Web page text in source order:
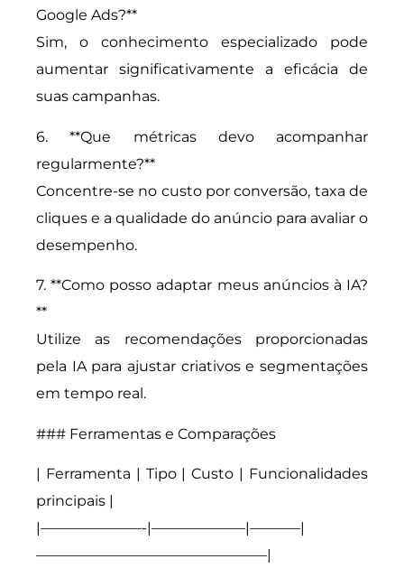
Google Ads?**
Sim, o conhecimento especializado pode
aumentar significativamente a eficácia de
suas campanhas.
6. **Que métricas devo acompanhar
regularmente?**
Concentre-se no custo por conversão, taxa de
cliques e a qualidade do anúncio para avaliar o
desempenho.
7. **Como posso adaptar meus anúncios à IA?
**
Utilize as recomendações proporcionadas
pela IA para ajustar criativos e segmentações
em tempo real.
### Ferramentas e Comparações
| Ferramenta | Tipo | Custo | Funcionalidades
principais |
|———————-|——————–|———–|
————————————————|